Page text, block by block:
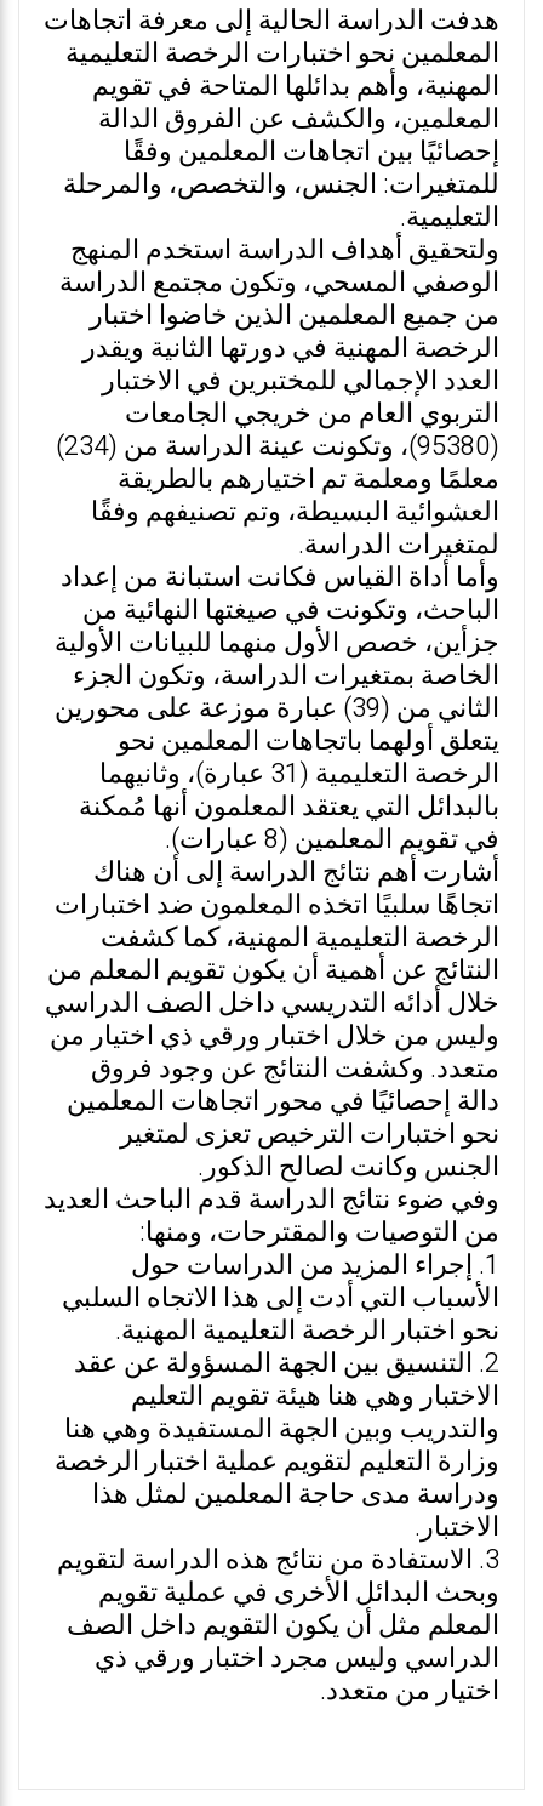
هدفت الدراسة الحالية إلى معرفة اتجاهات
المعلمين نحو اختبارات الرخصة التعليمية
المهنية، وأهم بدائلها المتاحة في تقويم
المعلمين، والكشف عن الفروق الدالة
إحصائيًا بين اتجاهات المعلمين وفقًا
للمتغيرات: الجنس، والتخصص، والمرحلة
التعليمية.
ولتحقيق أهداف الدراسة استخدم المنهج
الوصفي المسحي، وتكون مجتمع الدراسة
من جميع المعلمين الذين خاضوا اختبار
الرخصة المهنية في دورتها الثانية ويقدر
العدد الإجمالي للمختبرين في الاختبار
التربوي العام من خريجي الجامعات
(95380)، وتكونت عينة الدراسة من (234)
معلمًا ومعلمة تم اختيارهم بالطريقة
العشوائية البسيطة، وتم تصنيفهم وفقًا
لمتغيرات الدراسة.
وأما أداة القياس فكانت استبانة من إعداد
الباحث، وتكونت في صيغتها النهائية من
جزأين، خصص الأول منهما للبيانات الأولية
الخاصة بمتغيرات الدراسة، وتكون الجزء
الثاني من (39) عبارة موزعة على محورين
يتعلق أولهما باتجاهات المعلمين نحو
الرخصة التعليمية (31 عبارة)، وثانيهما
بالبدائل التي يعتقد المعلمون أنها مُمكنة
في تقويم المعلمين (8 عبارات).
أشارت أهم نتائج الدراسة إلى أن هناك
اتجاهًا سلبيًا اتخذه المعلمون ضد اختبارات
الرخصة التعليمية المهنية، كما كشفت
النتائج عن أهمية أن يكون تقويم المعلم من
خلال أدائه التدريسي داخل الصف الدراسي
وليس من خلال اختبار ورقي ذي اختيار من
متعدد. وكشفت النتائج عن وجود فروق
دالة إحصائيًا في محور اتجاهات المعلمين
نحو اختبارات الترخيص تعزى لمتغير
الجنس وكانت لصالح الذكور.
وفي ضوء نتائج الدراسة قدم الباحث العديد
من التوصيات والمقترحات، ومنها:
1. إجراء المزيد من الدراسات حول
الأسباب التي أدت إلى هذا الاتجاه السلبي
نحو اختبار الرخصة التعليمية المهنية.
2. التنسيق بين الجهة المسؤولة عن عقد
الاختبار وهي هنا هيئة تقويم التعليم
والتدريب وبين الجهة المستفيدة وهي هنا
وزارة التعليم لتقويم عملية اختبار الرخصة
ودراسة مدى حاجة المعلمين لمثل هذا
الاختبار.
3. الاستفادة من نتائج هذه الدراسة لتقويم
وبحث البدائل الأخرى في عملية تقويم
المعلم مثل أن يكون التقويم داخل الصف
الدراسي وليس مجرد اختبار ورقي ذي
اختيار من متعدد.